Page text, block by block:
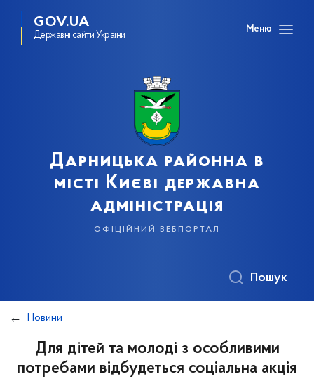
GOV.UA
Державні сайти України
Меню
Дарницька районна в
місті Києві державна
адміністрація
офіційний вебпортал
Пошук
Новини
Для дітей та молоді з особливими
потребами відбудеться соціальна акція